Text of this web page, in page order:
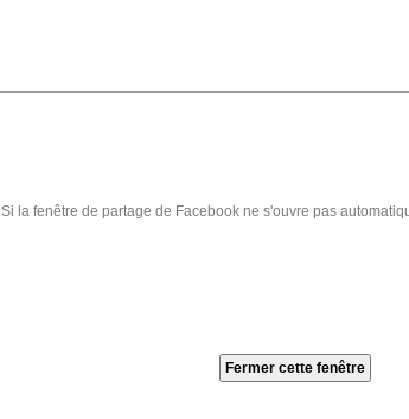
Si la fenêtre de partage de Facebook ne s'ouvre pas